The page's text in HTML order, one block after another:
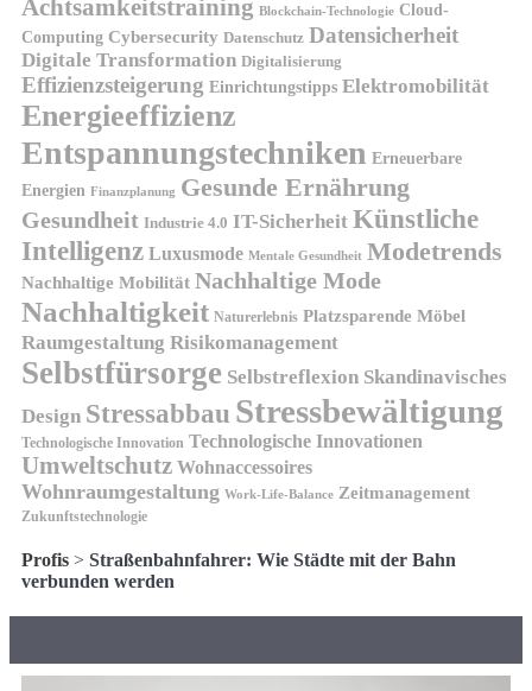
Achtsamkeitstraining Blockchain-Technologie Cloud-
Computing Cybersecurity Datenschutz Datensicherheit
Digitale Transformation Digitalisierung
Effizienzsteigerung Einrichtungstipps Elektromobilität
Energieeffizienz
Entspannungstechniken Erneuerbare
Energien Finanzplanung Gesunde Ernährung
Gesundheit Industrie 4.0 IT-Sicherheit Künstliche
Intelligenz Luxusmode Mentale Gesundheit Modetrends
Nachhaltige Mobilität Nachhaltige Mode
Nachhaltigkeit Naturerlebnis Platzsparende Möbel
Raumgestaltung Risikomanagement
Selbstfürsorge Selbstreflexion Skandinavisches
Design Stressabbau Stressbewältigung
Technologische Innovation Technologische Innovationen
Umweltschutz Wohnaccessoires
Wohnraumgestaltung Work-Life-Balance Zeitmanagement
Zukunftstechnologie
Profis > Straßenbahnfahrer: Wie Städte mit der Bahn
verbunden werden